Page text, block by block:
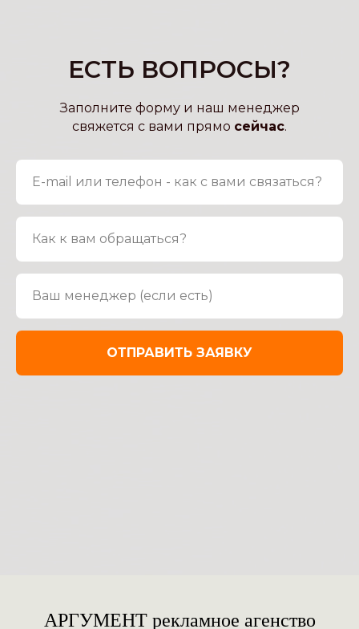
ЕСТЬ ВОПРОСЫ?
Заполните форму и наш менеджер
свяжется с вами прямо сейчас.
ОТПРАВИТЬ ЗАЯВКУ
АРГУМЕНТ рекламное агенство